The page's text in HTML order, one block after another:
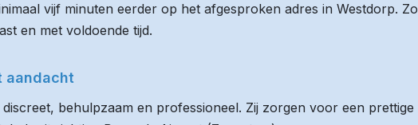
vijf minuten eerder op het afgesproken adres in Westdorp. Zo
en met voldoende tijd.
aandacht
behulpzaam en professioneel. Zij zorgen voor een prettige